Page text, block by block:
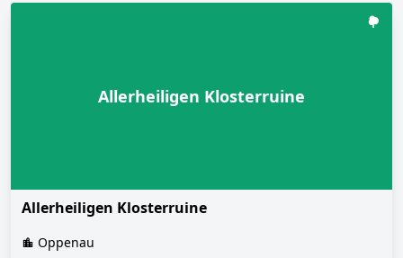
Allerheiligen Klosterruine
Allerheiligen Klosterruine
Oppenau